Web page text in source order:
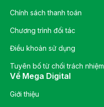
Chính sách thanh toán
Chương trình đối tác
Điều khoản sử dụng
Tuyên bố từ chối trách nhiệm
Về Mega Digital
Giới thiệu